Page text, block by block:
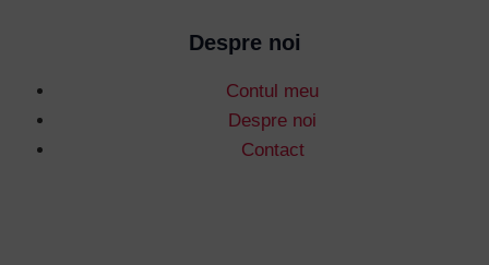
Despre noi
Contul meu
Despre noi
Contact